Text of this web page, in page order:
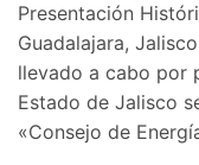
Presentación
Guadalajara,
llevado a cabo por
Estado de Jalisco
«Consejo de